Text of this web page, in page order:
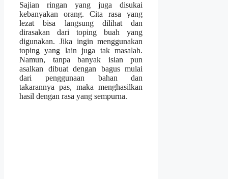
Sajian ringan yang juga disukai
kebanyakan orang. Cita rasa yang
lezat bisa langsung dilihat dan
dirasakan dari toping buah yang
digunakan. Jika ingin menggunakan
toping yang lain juga tak masalah.
Namun, tanpa banyak isian pun
asalkan dibuat dengan bagus mulai
dari penggunaan bahan dan
takarannya pas, maka menghasilkan
hasil dengan rasa yang sempurna.